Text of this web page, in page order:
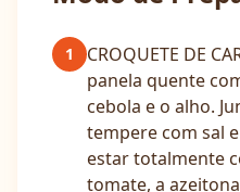
1
CROQUETE DE
panela quente
cebola e o alho.
tempere com sal
estar totalmente
tomate, a